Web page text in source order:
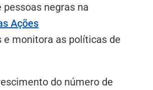
pessoas negras na
Ações
e monitora as políticas de
do número de